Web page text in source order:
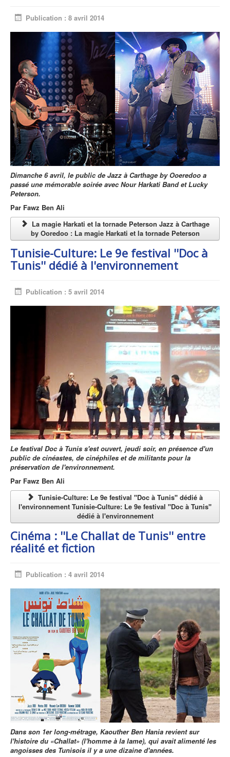
Publication : 8 avril 2014
Dimanche 6 avril, le public de Jazz à Carthage by Ooeredoo a
passé une mémorable soirée avec Nour Harkati Band et Lucky
Peterson.
Par Fawz Ben Ali
La magie Harkati et la tornade Peterson Jazz à Carthage
by Ooredoo : La magie Harkati et la tornade Peterson
Tunisie-Culture: Le 9e festival ''Doc à
Tunis'' dédié à l'environnement
Publication : 5 avril 2014
Le festival Doc à Tunis s'est ouvert, jeudi soir, en présence d'un
public de cinéastes, de cinéphiles et de militants pour la
préservation de l'environnement.
Par Fawz Ben Ali
Tunisie-Culture: Le 9e festival ''Doc à Tunis'' dédié à
l'environnement Tunisie-Culture: Le 9e festival ''Doc à Tunis''
dédié à l'environnement
Cinéma : ''Le Challat de Tunis'' entre
réalité et fiction
Publication : 4 avril 2014
Dans son 1er long-métrage, Kaouther Ben Hania revient sur
l'histoire du «Challat» (l'homme à la lame), qui avait alimenté les
angoisses des Tunisois il y a une dizaine d'années.